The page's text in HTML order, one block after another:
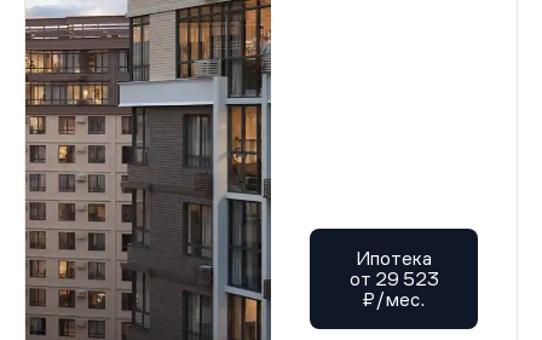
Ипотека
от 29 523
₽/мес.